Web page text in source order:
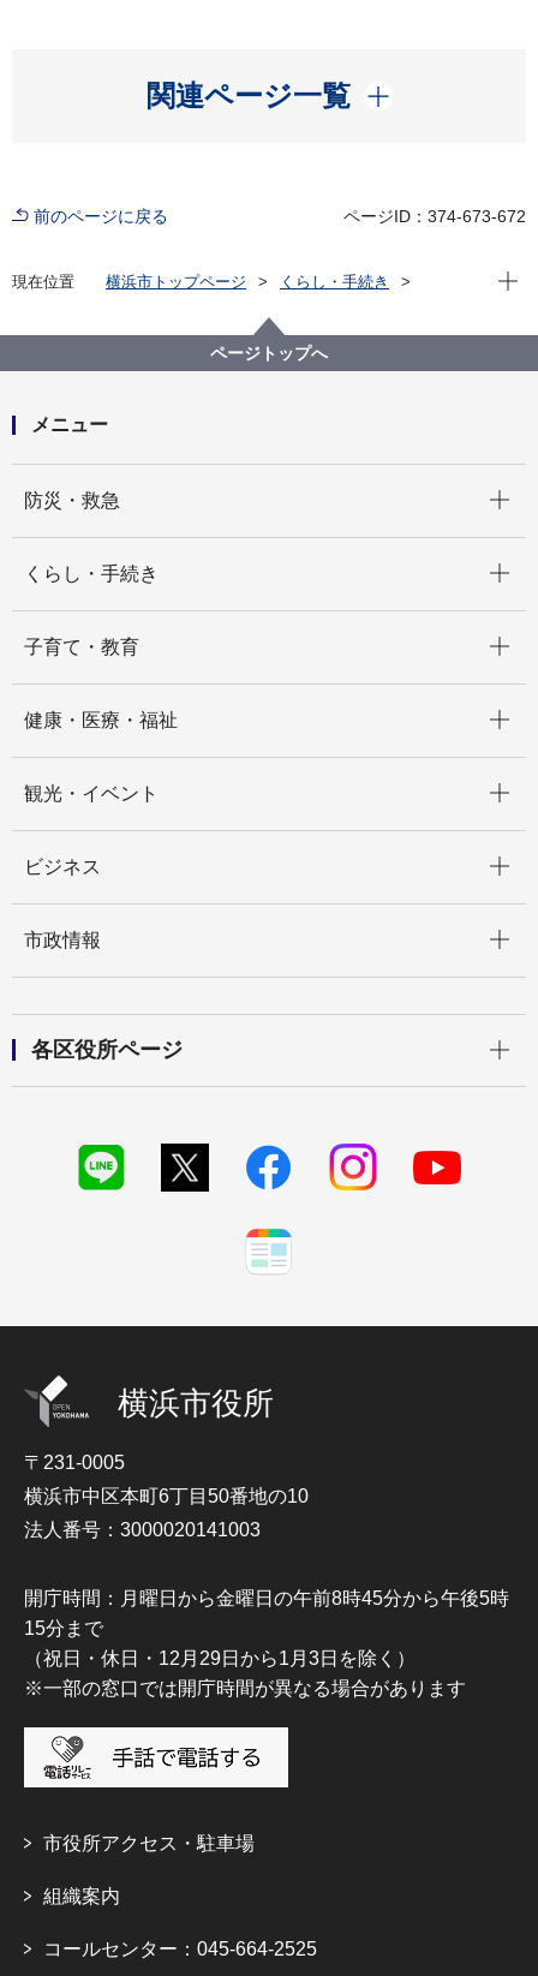
関連ページ一覧
開く
前のページに戻る ページID：374-673-672
現在位置 横浜市トップページ
くらし・手続き
地産地消の取組「買う・味わう」
よこはまの農畜産物を味わう(よこはま地産地消サポー
ト店等)
現在
ページトップへ
メニュー
防災・救急
くらし・手続き
子育て・教育
健康・医療・福祉
観光・イベント
ビジネス
市政情報
各区役所ページ
横浜市役所
〒231-0005
横浜市中区本町6丁目50番地の10
法人番号：3000020141003
開庁時間：月曜日から金曜日の午前8時45分から午後5時
15分まで
（祝日・休日・12月29日から1月3日を除く）
※一部の窓口では開庁時間が異なる場合があります
市役所アクセス・駐車場
組織案内
コールセンター：045-664-2525